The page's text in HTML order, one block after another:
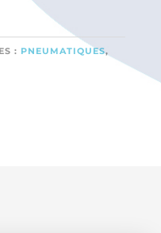
: PNEUMATIQUES,